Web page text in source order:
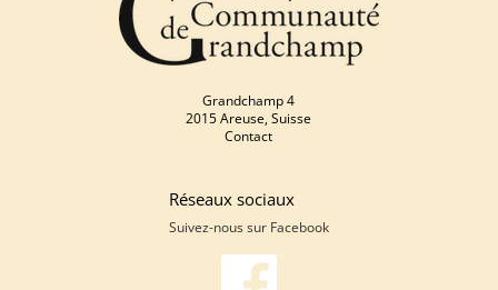
Grandchamp 4
2015 Areuse, Suisse
Contact
Réseaux sociaux
Suivez-nous sur Facebook